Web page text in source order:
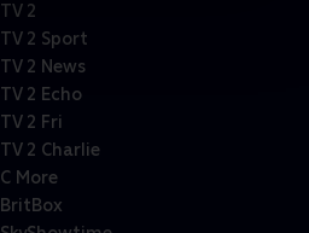
TV 2
TV 2 Sport
TV 2 News
TV 2 Echo
TV 2 Fri
TV 2 Charlie
C More
BritBox